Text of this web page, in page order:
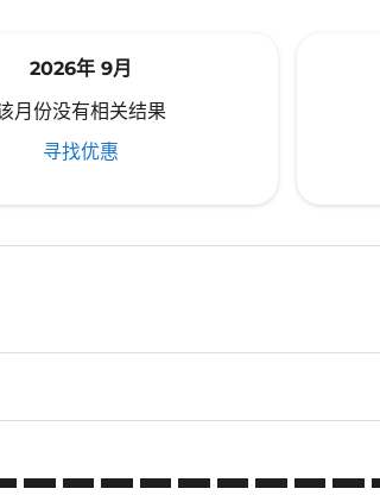
2026年 9月
月份没有相关结果
寻找优惠
CXR–MFM: cmp-view-offers-
CXR–MFM: cmp-view-offers-
CXR–MFM: cmp-view-
CXR–MFM: cmp-
CXR–MFM: cmp-
CXR–MFM: